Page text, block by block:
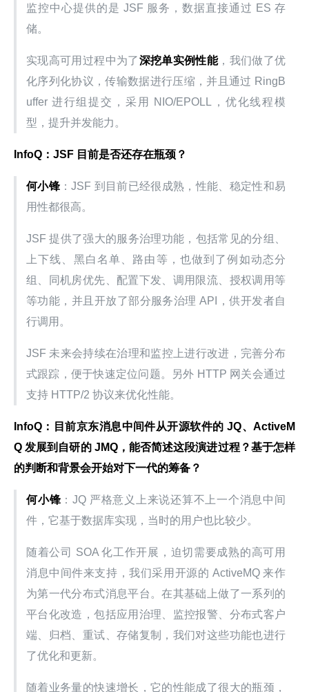
监控中心提供的是 JSF 服务，数据直接通过 ES 存
储。
实现高可用过程中为了深挖单实例性能，我们做了优
化序列化协议，传输数据进行压缩，并且通过 RingB
uffer 进行组提交，采用 NIO/EPOLL，优化线程模
型，提升并发能力。
InfoQ：JSF 目前是否还存在瓶颈？
何小锋 ：JSF 到目前已经很成熟，性能、稳定性和易
用性都很高。
JSF 提供了强大的服务治理功能，包括常见的分组、
上下线、黑白名单、路由等，也做到了例如动态分
组、同机房优先、配置下发、调用限流、授权调用等
等功能，并且开放了部分服务治理 API，供开发者自
行调用。
JSF 未来会持续在治理和监控上进行改进，完善分布
式跟踪，便于快速定位问题。另外 HTTP 网关会通过
支持 HTTP/2 协议来优化性能。
InfoQ：目前京东消息中间件从开源软件的 JQ、ActiveM
Q 发展到自研的 JMQ，能否简述这段演进过程？基于怎样
的判断和背景会开始对下一代的筹备？
何小锋 ：JQ 严格意义上来说还算不上一个消息中间
件，它基于数据库实现，当时的用户也比较少。
随着公司 SOA 化工作开展，迫切需要成熟的高可用
消息中间件来支持，我们采用开源的 ActiveMQ 来作
为第一代分布式消息平台。在其基础上做了一系列的
平台化改造，包括应用治理、监控报警、分布式客户
端、归档、重试、存储复制，我们对这些功能也进行
了优化和更新。
随着业务量的快速增长，它的性能成了很大的瓶颈，